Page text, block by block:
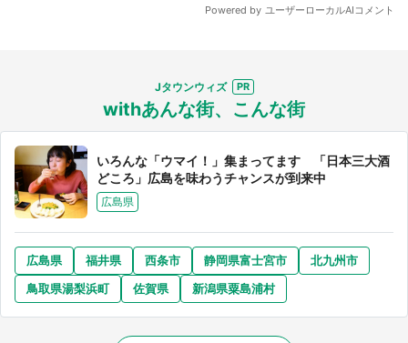
Jタウンウィズ
withあんな街、こんな街
いろんな「ウマイ！」集まってます 「日本三大酒
どころ」広島を味わうチャンスが到来中
広島県
広島県 福井県 西条市 静岡県富士宮市
北九州市
鳥取県湯梨浜町
佐賀県 新潟県粟島浦村